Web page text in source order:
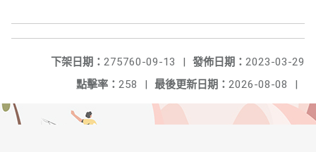
發佈日期： 2023-03-29
下架日期： 275760-09-13
|
最後更新日期： 2026-08-08 |
點擊率： 258 |